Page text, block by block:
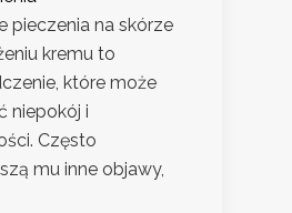
pieczenia na skórze
kremu to
które może
niepokój i
Często
mu inne objawy,